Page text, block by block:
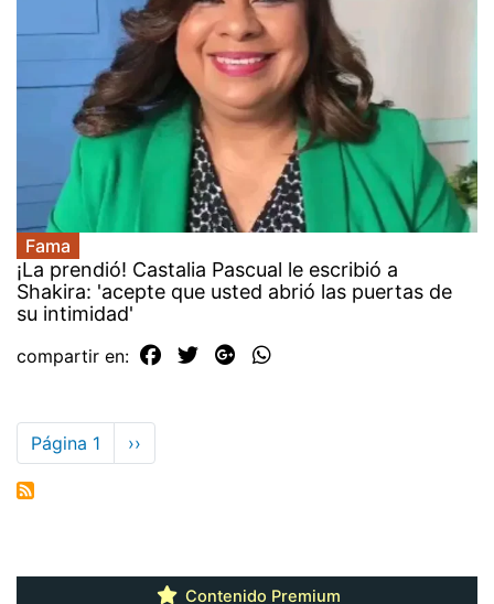
Fama
¡La prendió! Castalia Pascual le escribió a
Shakira: 'acepte que usted abrió las puertas de
su intimidad'
compartir en:
Paginación
Página 1
Siguiente
página
››
Contenido Premium